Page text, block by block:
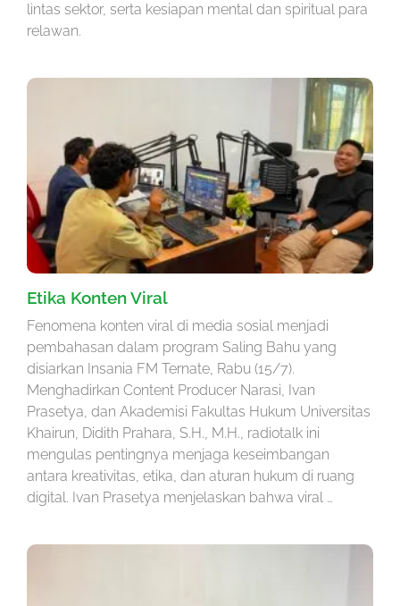
lintas sektor, serta kesiapan mental dan spiritual para
relawan.
Etika Konten Viral
Fenomena konten viral di media sosial menjadi
pembahasan dalam program Saling Bahu yang
disiarkan Insania FM Ternate, Rabu (15/7).
Menghadirkan Content Producer Narasi, Ivan
Prasetya, dan Akademisi Fakultas Hukum Universitas
Khairun, Didith Prahara, S.H., M.H., radiotalk ini
mengulas pentingnya menjaga keseimbangan
antara kreativitas, etika, dan aturan hukum di ruang
digital. Ivan Prasetya menjelaskan bahwa viral …